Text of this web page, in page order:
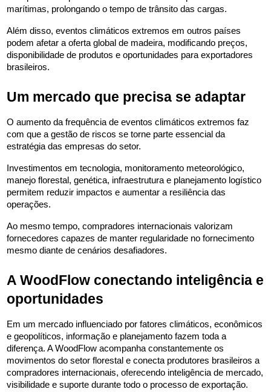
marítimas, prolongando o tempo de trânsito das cargas.
Além disso, eventos climáticos extremos em outros países
podem afetar a oferta global de madeira, modificando preços,
disponibilidade de produtos e oportunidades para exportadores
brasileiros.
Um mercado que precisa se adaptar
O aumento da frequência de eventos climáticos extremos faz
com que a gestão de riscos se torne parte essencial da
estratégia das empresas do setor.
Investimentos em tecnologia, monitoramento meteorológico,
manejo florestal, genética, infraestrutura e planejamento logístico
permitem reduzir impactos e aumentar a resiliência das
operações.
Ao mesmo tempo, compradores internacionais valorizam
fornecedores capazes de manter regularidade no fornecimento
mesmo diante de cenários desafiadores.
A WoodFlow conectando inteligência e
oportunidades
Em um mercado influenciado por fatores climáticos, econômicos
e geopolíticos, informação e planejamento fazem toda a
diferença. A WoodFlow acompanha constantemente os
movimentos do setor florestal e conecta produtores brasileiros a
compradores internacionais, oferecendo inteligência de mercado,
visibilidade e suporte durante todo o processo de exportação.